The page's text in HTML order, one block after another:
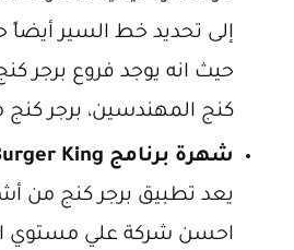
إلى تحديد خط السير أيضاً
حيث انه يوجد فروع برجر
كنج المهندسين، برجر كنج
شهرة برنامج Burger King:
يعد تطبيق برجر كنج من
احسن شركة علي مستوي